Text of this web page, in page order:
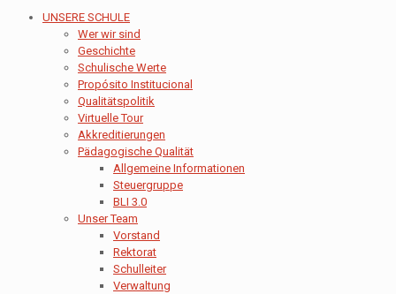
UNSERE SCHULE
Wer wir sind
Geschichte
Schulische Werte
Propósito Institucional
Qualitätspolitik
Virtuelle Tour
Akkreditierungen
Pädagogische Qualität
Allgemeine Informationen
Steuergruppe
BLI 3.0
Unser Team
Vorstand
Rektorat
Schulleiter
Verwaltung